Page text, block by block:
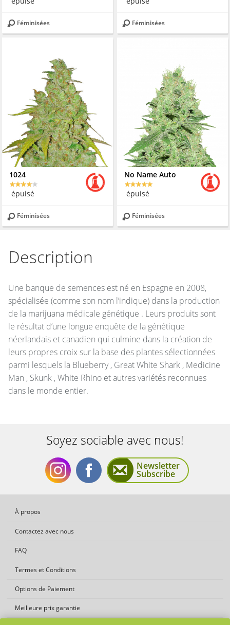
Féminisées Féminisées
1024
épuisé
Féminisées
No Name Auto
épuisé
Féminisées
Description
Une banque de semences est né en Espagne en 2008,
spécialisée (comme son nom l’indique) dans la production
de la marijuana médicale génétique . Leurs produits sont
le résultat d’une longue enquête de la génétique
néerlandais et canadien qui culmine dans la création de
leurs propres croix sur la base des plantes sélectionnées
parmi lesquels la Blueberry , Great White Shark , Medicine
Man , Skunk , White Rhino et autres variétés reconnues
dans le monde entier.
Soyez sociable avec nous!
Soyez
sociable
Soyez
Newsletter
Subscribe
À propos
Contactez avec nous
FAQ
Termes et Conditions
Options de Paiement
Meilleure prix garantie